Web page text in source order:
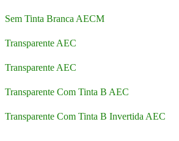
Sem Tinta Branca AECM
Transparente AEC
Transparente AEC
Transparente Com Tinta B AEC
Transparente Com Tinta B Invertida AEC